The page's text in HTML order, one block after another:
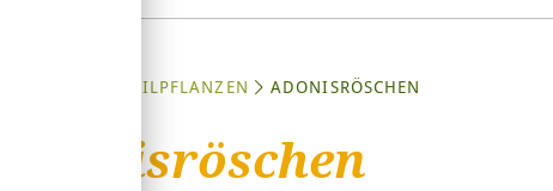
HEILPFLANZEN ADONISRÖSCHEN
Adonisröschen